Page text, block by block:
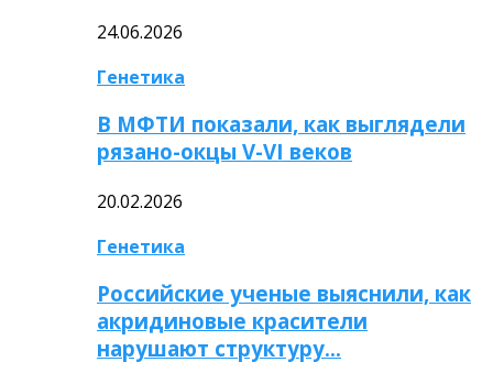
24.06.2026
Генетика
В МФТИ показали, как выглядели
рязано-окцы V-VI веков
20.02.2026
Генетика
Российские ученые выяснили, как
акридиновые красители
нарушают структуру…